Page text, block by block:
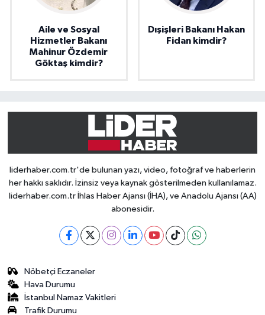
Aile ve Sosyal
Hizmetler Bakanı
Mahinur Özdemir
Göktaş kimdir?
Dışişleri Bakanı Hakan
Fidan kimdir?
liderhaber.com.tr'de bulunan yazı, video, fotoğraf ve haberlerin
her hakkı saklıdır. İzinsiz veya kaynak gösterilmeden kullanılamaz.
liderhaber.com.tr İhlas Haber Ajansı (İHA), ve Anadolu Ajansı (AA)
abonesidir.
Nöbetçi Eczaneler
Hava Durumu
İstanbul Namaz Vakitleri
Trafik Durumu